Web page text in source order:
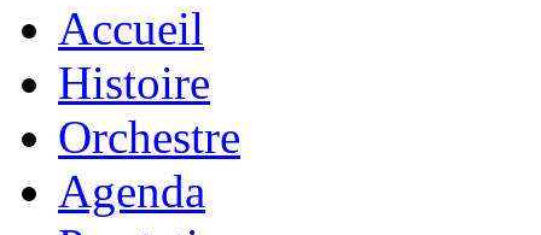
Accueil
Histoire
Orchestre
Agenda